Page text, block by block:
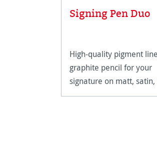
Signing Pen Duo
High-quality pigment
graphite pencil for your
signature on matt, satin,
high-gloss paper